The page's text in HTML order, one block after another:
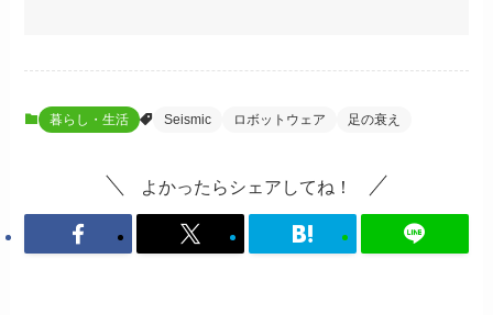
暮らし・生活 Seismic ロボットウェア 足の衰え
よかったらシェアしてね！